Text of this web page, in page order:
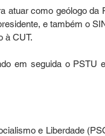
atuar como geólogo
e também o
à CUT.
em seguida o PSTU
e Liberdade